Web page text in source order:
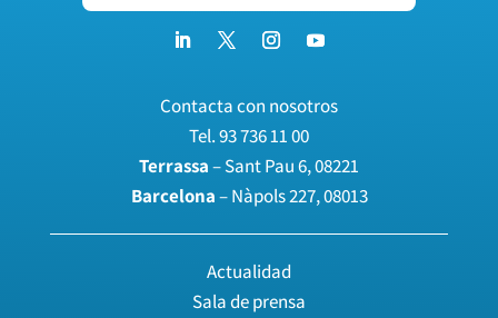
Contacta con nosotros
Tel.93 736 11 00
Terrassa– Sant Pau 6, 08221
Barcelona– Nàpols 227, 08013
Actualidad
Sala de prensa